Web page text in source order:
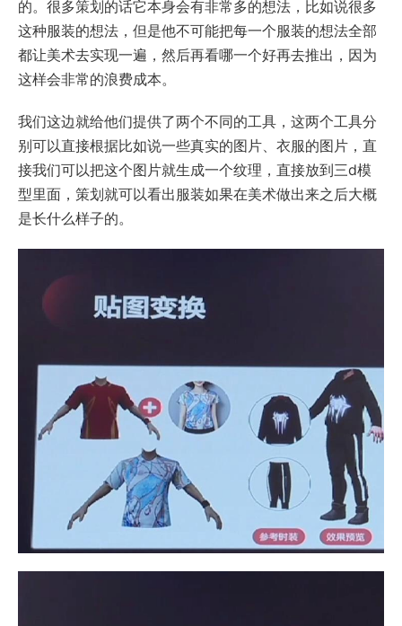
的。很多策划的话它本身会有非常多的想法，比如说很多
这种服装的想法，但是他不可能把每一个服装的想法全部
都让美术去实现一遍，然后再看哪一个好再去推出，因为
这样会非常的浪费成本。
我们这边就给他们提供了两个不同的工具，这两个工具分
别可以直接根据比如说一些真实的图片、衣服的图片，直
接我们可以把这个图片就生成一个纹理，直接放到三d模
型里面，策划就可以看出服装如果在美术做出来之后大概
是长什么样子的。